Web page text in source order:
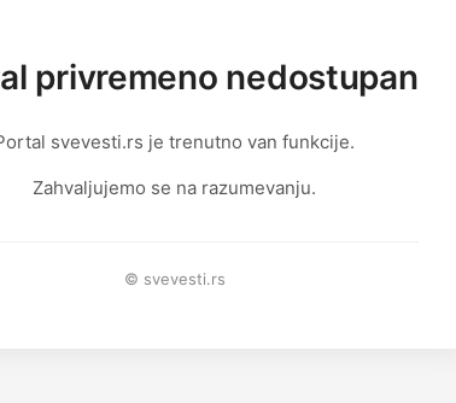
privremeno nedostupan
svevesti.rs je trenutno van funkcije.
Zahvaljujemo se na razumevanju.
© svevesti.rs